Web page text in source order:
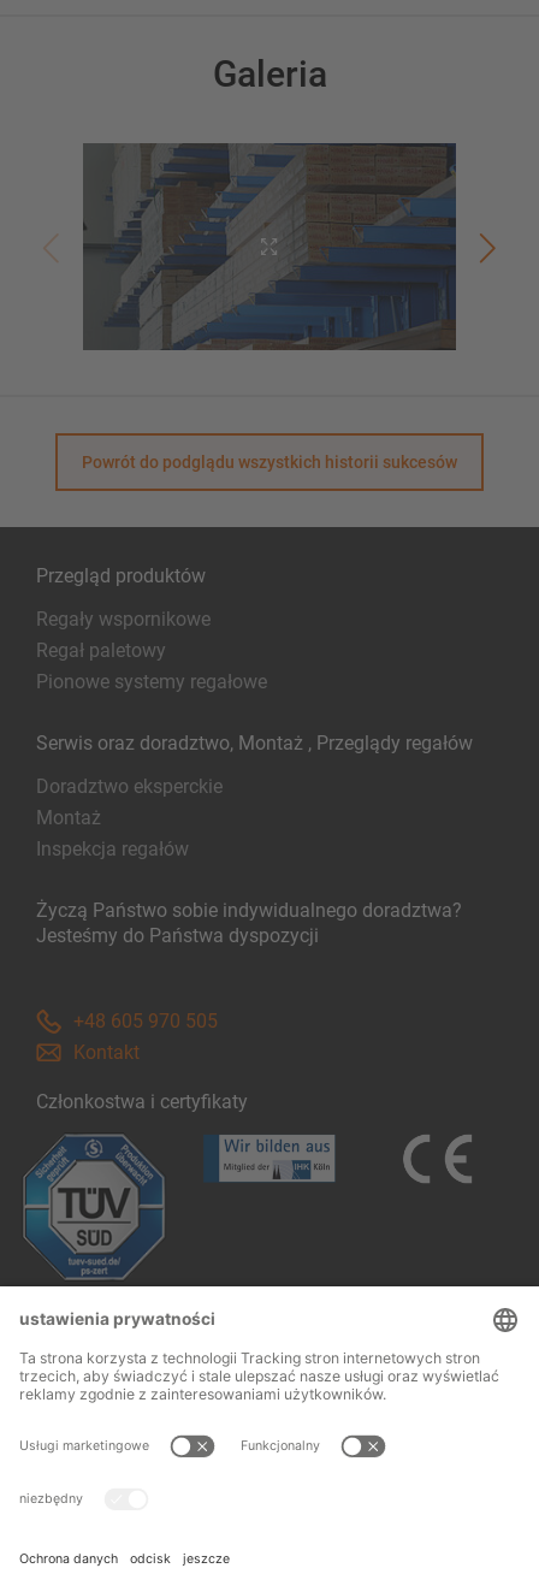
Galeria
Powrót do podglądu wszystkich historii sukcesów
Przegląd produktów
Regały wspornikowe
Regał paletowy
Pionowe systemy regałowe
Serwis oraz doradztwo, Montaż , Przeglądy regałów
Doradztwo eksperckie
Montaż
Inspekcja regałów
Życzą Państwo sobie indywidualnego doradztwa?
Jesteśmy do Państwa dyspozycji
+48 605 970 505
Kontakt
Członkostwa i certyfikaty
Follow us: